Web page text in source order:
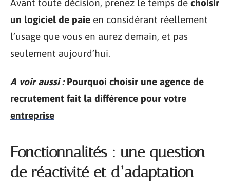
Avant toute décision, prenez le temps de choisir
un logiciel de paie en considérant réellement
l’usage que vous en aurez demain, et pas
seulement aujourd’hui.
A voir aussi : Pourquoi choisir une agence de
recrutement fait la différence pour votre
entreprise
Fonctionnalités : une question
de réactivité et d’adaptation